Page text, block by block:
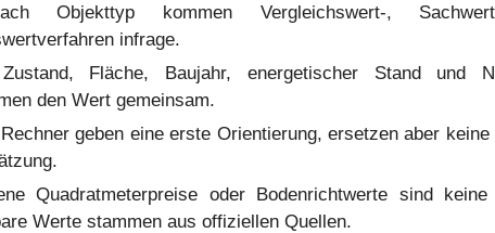
Objekttyp kommen Vergleichswert-,
infrage.
Fläche, Baujahr, energetischer Stand und
den Wert gemeinsam.
geben eine erste Orientierung, ersetzen aber keine
Quadratmeterpreise oder Bodenrichtwerte sind
Werte stammen aus offiziellen Quellen.